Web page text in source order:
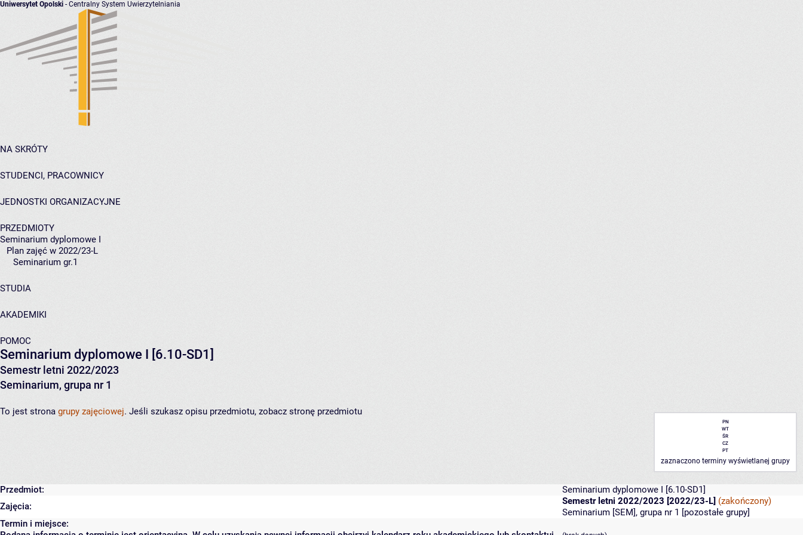
Uniwersytet Opolski - Centralny System Uwierzytelniania
NA SKRÓTY
STUDENCI, PRACOWNICY
JEDNOSTKI ORGANIZACYJNE
PRZEDMIOTY
Seminarium dyplomowe I
Plan zajęć w 2022/23-L
Seminarium gr.1
STUDIA
AKADEMIKI
POMOC
Seminarium dyplomowe I [6.10-SD1]
Semestr letni 2022/2023
Seminarium, grupa nr 1
PN
WT
ŚR
CZ
PT
zaznaczono terminy wyświetlanej grupy
To jest strona grupy zajęciowej. Jeśli szukasz opisu przedmiotu, zobacz stronę przedmiotu
Przedmiot: Seminarium dyplomowe I [6.10-SD1]
Zajęcia:
Semestr letni 2022/2023 [2022/23-L] (zakończony)
Seminarium [SEM], grupa nr 1 [pozostałe grupy]
Termin i miejsce: